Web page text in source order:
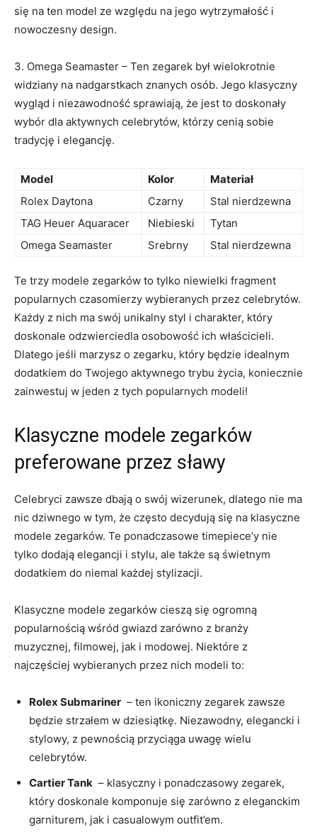
się na ten model ze względu ⁢na jego wytrzymałość i
nowoczesny design.
3. Omega Seamaster – Ten zegarek ‌był‌ wielokrotnie⁤
widziany na nadgarstkach znanych osób. ⁢Jego klasyczny
wygląd i niezawodność sprawiają, że ‌jest to doskonały
wybór⁢ dla aktywnych celebrytów, którzy cenią sobie
tradycję i elegancję.
Model Kolor
Materiał
Rolex Daytona
Czarny
Stal nierdzewna
TAG Heuer Aquaracer
Niebieski
Tytan
Omega Seamaster
Srebrny Stal⁤ nierdzewna
Te ‍trzy modele‌ zegarków to​ tylko‍ niewielki fragment‍
popularnych czasomierzy wybieranych przez ​celebrytów.
Każdy z nich ma ⁢swój unikalny styl i‍ charakter,⁣ który
doskonale odzwierciedla osobowość⁣ ich właścicieli.
Dlatego jeśli marzysz o zegarku, który będzie idealnym
dodatkiem ‍do Twojego aktywnego trybu życia,⁣ koniecznie
zainwestuj w jeden​ z⁤ tych popularnych ‍modeli!
Klasyczne‌ modele⁢ zegarków
‍preferowane przez sławy
Celebryci zawsze dbają o swój wizerunek, ⁢dlatego nie ⁢ma
nic dziwnego w tym, że często decydują się na ‍klasyczne
modele zegarków. Te⁣ ponadczasowe timepiece’y nie
⁢tylko dodają elegancji i stylu, ale także ‌są świetnym​
dodatkiem ⁢do niemal każdej stylizacji.
Klasyczne⁢ modele ⁣zegarków cieszą się ogromną
popularnością wśród gwiazd zarówno ⁣z branży
muzycznej, filmowej, ‌jak ‍i modowej. Niektóre‌ z
najczęściej wybieranych przez nich ​modeli to:
Rolex Submariner ​ – ten ikoniczny ⁣zegarek zawsze
będzie strzałem ⁢w ‍dziesiątkę. Niezawodny, elegancki i⁣
stylowy, z pewnością przyciąga ⁢uwagę wielu
celebrytów.
Cartier Tank ⁣ – klasyczny i ponadczasowy ⁤zegarek,⁣
który doskonale komponuje​ się zarówno z eleganckim
garniturem,‌ jak i casualowym outfit’em.